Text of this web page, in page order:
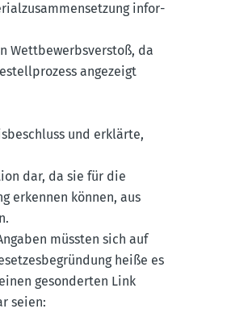
infor­
Wettbe­werbs­verstoß, da
angezeigt
und erklärte,
dar, da sie für die
erkennen können, aus
müssten sich auf
heiße es
geson­derten Link
seien: